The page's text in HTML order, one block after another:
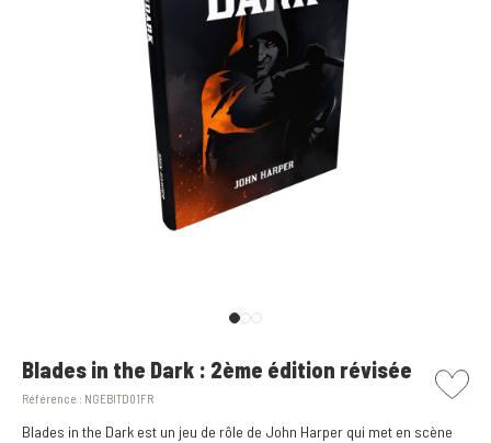
Blades in the Dark : 2ème édition révisée
Référence : NGEBITD01FR
picto
Blades in the Dark est un jeu de rôle de John Harper qui met en scène